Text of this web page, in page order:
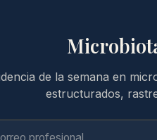
de la semana en
estructurados,
profesional